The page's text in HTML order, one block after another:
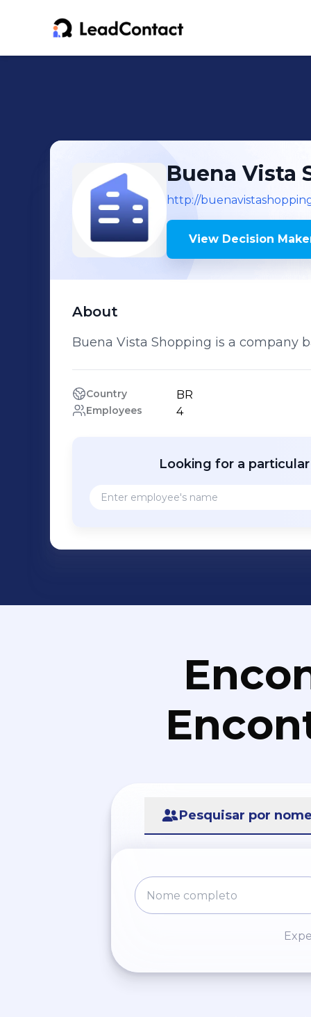
Buena Vista
http://
View Decision
About
Buena Vista Shopping is a company
Country BR
Employees 4
Looking for a
Pesquisar por